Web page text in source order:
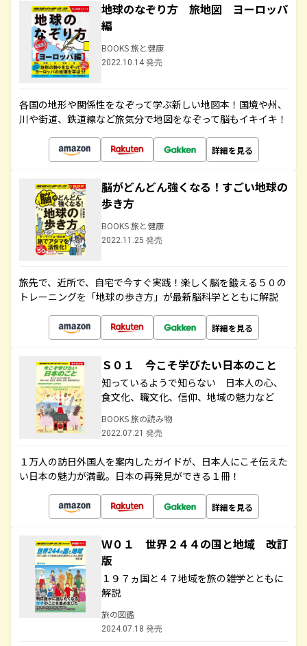
地球のなぞり方 旅地図 ヨーロッパ
編
BOOKS 旅と健康
2022.10.14 発売
各国の地形や関係性をなぞって学ぶ新しい地図本！国境や州、
川や街道、鉄道線など旅気分で地図をなぞって脳もイキイキ！
詳細を見る
脳がどんどん強くなる！すごい地球の
歩き方
BOOKS 旅と健康
2022.11.25 発売
旅先で、近所で、自宅で今すぐ実践！楽しく脳を鍛える５０の
トレーニングを「地球の歩き方」が最新脳科学とともに解説
詳細を見る
Ｓ０１ 今こそ学びたい日本のこと
知っているようで知らない 日本人の心、
食文化、職文化、信仰、地域の魅力など
BOOKS 旅の読み物
2022.07.21 発売
１万人の訪日外国人を案内したガイドが、日本人にこそ伝えた
い日本の魅力が満載。日本の再発見ができる１冊！
詳細を見る
Ｗ０１ 世界２４４の国と地域 改訂
版
１９７ヵ国と４７地域を旅の雑学とともに
解説
旅の図鑑
2024.07.18 発売